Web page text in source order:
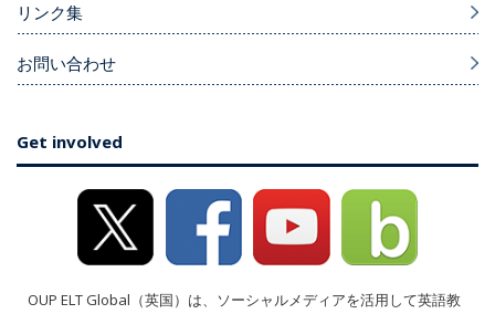
リンク集
お問い合わせ
Get involved
OUP ELT Global（英国）は、ソーシャルメディアを活用して英語教